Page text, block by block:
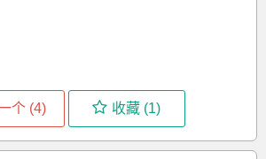
个 (4) 收藏 (1)